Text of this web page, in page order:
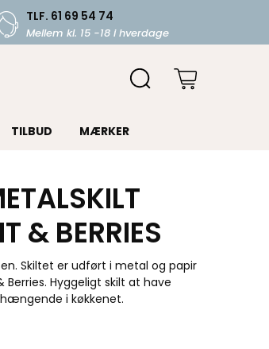
TLF. 61 69 54 74
Mellem kl. 15 -18 i hverdage
TILBUD MÆRKER
& BERRIES
Skiltet er udført i metal og papir
Hyggeligt skilt at have
i køkkenet.